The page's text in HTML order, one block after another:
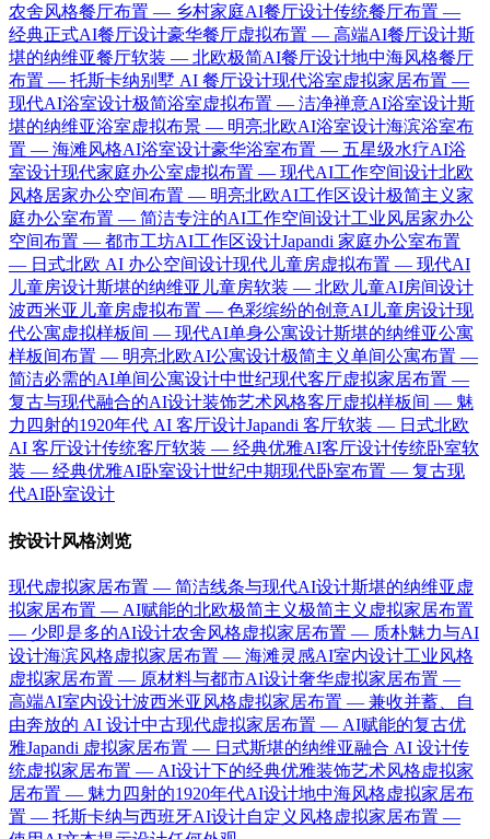
农舍风格餐厅布置 — 乡村家庭AI餐厅设计传统餐厅布置 —
经典正式AI餐厅设计豪华餐厅虚拟布置 — 高端AI餐厅设计斯
堪的纳维亚餐厅软装 — 北欧极简AI餐厅设计地中海风格餐厅
布置 — 托斯卡纳别墅 AI 餐厅设计现代浴室虚拟家居布置 —
现代AI浴室设计极简浴室虚拟布置 — 洁净禅意AI浴室设计斯
堪的纳维亚浴室虚拟布景 — 明亮北欧AI浴室设计海滨浴室布
置 — 海滩风格AI浴室设计豪华浴室布置 — 五星级水疗AI浴
室设计现代家庭办公室虚拟布置 — 现代AI工作空间设计北欧
风格居家办公空间布置 — 明亮北欧AI工作区设计极简主义家
庭办公室布置 — 简洁专注的AI工作空间设计工业风居家办公
空间布置 — 都市工坊AI工作区设计Japandi 家庭办公室布置
— 日式北欧 AI 办公空间设计现代儿童房虚拟布置 — 现代AI
儿童房设计斯堪的纳维亚儿童房软装 — 北欧儿童AI房间设计
波西米亚儿童房虚拟布置 — 色彩缤纷的创意AI儿童房设计现
代公寓虚拟样板间 — 现代AI单身公寓设计斯堪的纳维亚公寓
样板间布置 — 明亮北欧AI公寓设计极简主义单间公寓布置 —
简洁必需的AI单间公寓设计中世纪现代客厅虚拟家居布置 —
复古与现代融合的AI设计装饰艺术风格客厅虚拟样板间 — 魅
力四射的1920年代 AI 客厅设计Japandi 客厅软装 — 日式北欧
AI 客厅设计传统客厅软装 — 经典优雅AI客厅设计传统卧室软
装 — 经典优雅AI卧室设计世纪中期现代卧室布置 — 复古现
代AI卧室设计
按设计风格浏览
现代虚拟家居布置 — 简洁线条与现代AI设计斯堪的纳维亚虚
拟家居布置 — AI赋能的北欧极简主义极简主义虚拟家居布置
— 少即是多的AI设计农舍风格虚拟家居布置 — 质朴魅力与AI
设计海滨风格虚拟家居布置 — 海滩灵感AI室内设计工业风格
虚拟家居布置 — 原材料与都市AI设计奢华虚拟家居布置 —
高端AI室内设计波西米亚风格虚拟家居布置 — 兼收并蓄、自
由奔放的 AI 设计中古现代虚拟家居布置 — AI赋能的复古优
雅Japandi 虚拟家居布置 — 日式斯堪的纳维亚融合 AI 设计传
统虚拟家居布置 — AI设计下的经典优雅装饰艺术风格虚拟家
居布置 — 魅力四射的1920年代AI设计地中海风格虚拟家居布
置 — 托斯卡纳与西班牙AI设计自定义风格虚拟家居布置 —